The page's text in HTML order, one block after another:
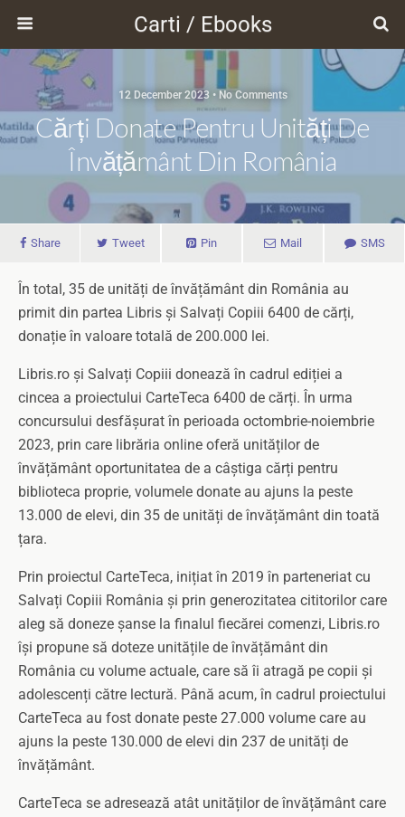
Carti / Ebooks
12 December 2023 • No Comments
Cărți Donate Pentru Unități De
Învățământ Din România
Share Tweet Pin Mail SMS
În total, 35 de unități de învățământ din România au
primit din partea Libris și Salvați Copiii 6400 de cărți,
donație în valoare totală de 200.000 lei.
Libris.ro și Salvați Copiii donează în cadrul ediției a
cincea a proiectului CarteTeca 6400 de cărți. În urma
concursului desfășurat în perioada octombrie-noiembrie
2023, prin care librăria online oferă unităților de
învățământ oportunitatea de a câștiga cărți pentru
biblioteca proprie, volumele donate au ajuns la peste
13.000 de elevi, din 35 de unități de învățământ din toată
țara.
Prin proiectul CarteTeca, inițiat în 2019 în parteneriat cu
Salvați Copiii România și prin generozitatea cititorilor care
aleg să doneze șanse la finalul fiecărei comenzi, Libris.ro
își propune să doteze unitățile de învățământ din
România cu volume actuale, care să îi atragă pe copii și
adolescenți către lectură. Până acum, în cadrul proiectului
CarteTeca au fost donate peste 27.000 volume care au
ajuns la peste 130.000 de elevi din 237 de unități de
învățământ.
CarteTeca se adresează atât unităților de învățământ care